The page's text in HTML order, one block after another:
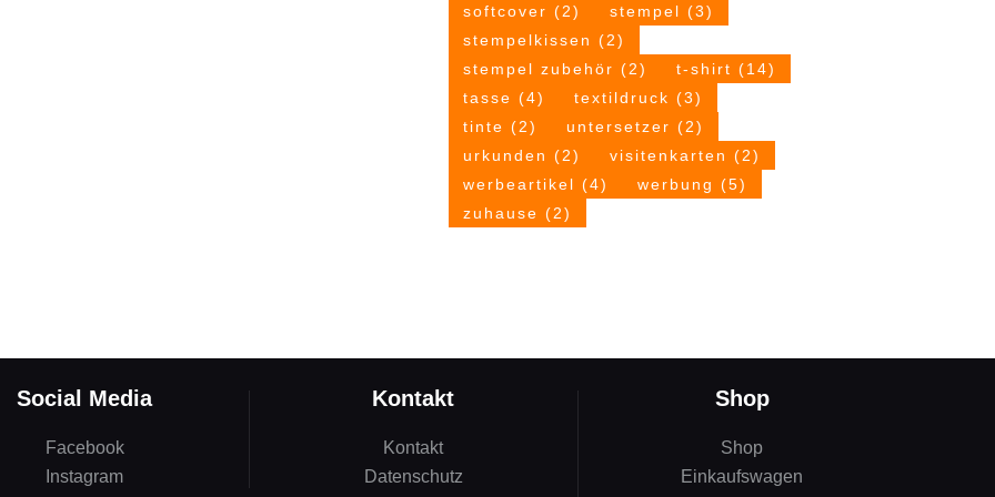
softcover (2) stempel (3)
stempelkissen (2)
stempel zubehör (2) t-shirt (14)
tasse (4) textildruck (3)
tinte (2) untersetzer (2)
urkunden (2) visitenkarten (2)
werbeartikel (4) werbung (5)
zuhause (2)
Social Media
Facebook
Instagram
Kontakt
Kontakt
Datenschutz
Shop
Shop
Einkaufswagen